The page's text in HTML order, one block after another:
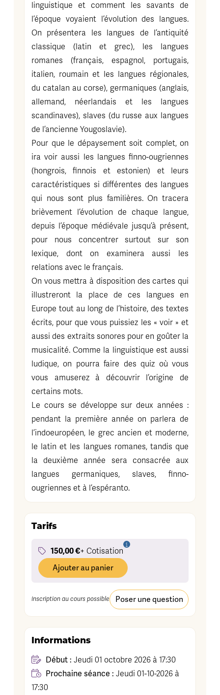
linguistique et comment les savants de
l’époque voyaient l’évolution des langues.
On présentera les langues de l’antiquité
classique (latin et grec), les langues
romanes (français, espagnol, portugais,
italien, roumain et les langues régionales,
du catalan au corse), germaniques (anglais,
allemand, néerlandais et les langues
scandinaves), slaves (du russe aux langues
de l’ancienne Yougoslavie).
Pour que le dépaysement soit complet, on
ira voir aussi les langues finno-ougriennes
(hongrois, finnois et estonien) et leurs
caractéristiques si différentes des langues
qui nous sont plus familières. On tracera
brièvement l’évolution de chaque langue,
depuis l’époque médiévale jusqu’à présent,
pour nous concentrer surtout sur son
lexique, dont on examinera aussi les
relations avec le français.
On vous mettra à disposition des cartes qui
illustreront la place de ces langues en
Europe tout au long de l’histoire, des textes
écrits, pour que vous puissiez les « voir » et
aussi des extraits sonores pour en goûter la
musicalité. Comme la linguistique est aussi
ludique, on pourra faire des quiz où vous
vous amuserez à découvrir l’origine de
certains mots.
Le cours se développe sur deux années :
pendant la première année on parlera de
l’indoeuropéen, le grec ancien et moderne,
le latin et les langues romanes, tandis que
la deuxième année sera consacrée aux
langues germaniques, slaves, finno-
ougriennes et à l’espéranto.
Tarifs
150,00 €+ Cotisation
Ajouter au panier
Inscription au cours possible Poser une question
Informations
Début : Jeudi 01 octobre 2026 à 17:30
Prochaine séance : Jeudi 01-10-2026 à
17:30